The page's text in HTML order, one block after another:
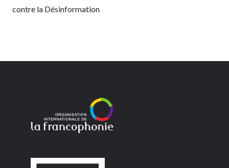
contre la Désinformation